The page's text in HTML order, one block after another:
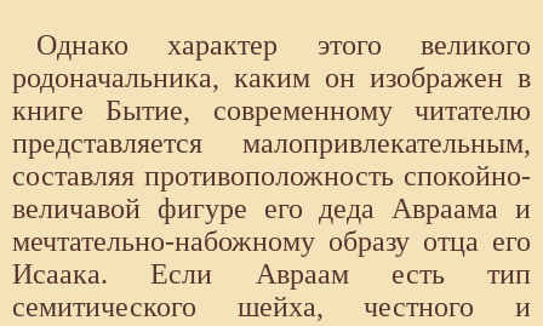
Однако характер этого великого
родоначальника, каким он изображен в
книге Бытие, современному читателю
представляется малопривлекательным,
составляя противоположность спокойно-
величавой фигуре его деда Авраама и
мечтательно-набожному образу отца его
Исаака. Если Авраам есть тип
семитического шейха, честного и